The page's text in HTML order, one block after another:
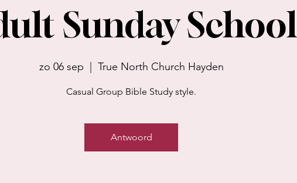
Sunday School
zo 06 sep True North Church Hayden
Casual Group Bible Study style.
Antwoord